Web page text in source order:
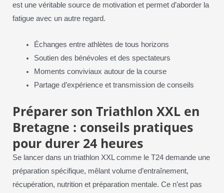
est une véritable source de motivation et permet d’aborder la
fatigue avec un autre regard.
Échanges entre athlètes de tous horizons
Soutien des bénévoles et des spectateurs
Moments conviviaux autour de la course
Partage d’expérience et transmission de conseils
Préparer son Triathlon XXL en
Bretagne : conseils pratiques
pour durer 24 heures
Se lancer dans un triathlon XXL comme le T24 demande une
préparation spécifique, mêlant volume d’entraînement,
récupération, nutrition et préparation mentale. Ce n’est pas